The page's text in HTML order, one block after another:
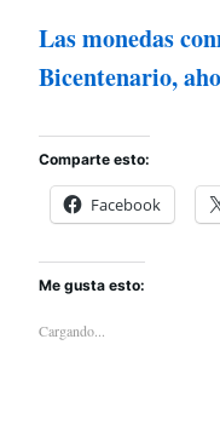
Las monedas
Bicentenario,
Comparte esto:
Facebook
Me gusta esto:
Cargando...